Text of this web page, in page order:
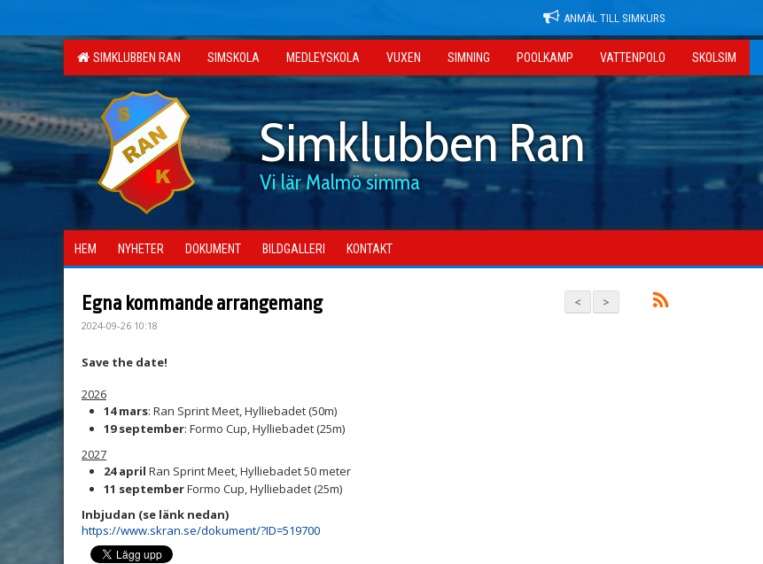
ANMÄL TILL SIMKURS
SIMKLUBBEN RAN SIMSKOLA MEDLEYSKOLA VUXEN SIMNING POOLKAMP VATTENPOLO SKOLSIM
Simklubben Ran
Vi lär Malmö simma
HEM NYHETER DOKUMENT BILDGALLERI KONTAKT
>
<
Egna kommande arrangemang
2024-09-26 10:18
Save the date!
2026
14 mars: Ran Sprint Meet, Hylliebadet (50m)
19 september: Formo Cup, Hylliebadet (25m)
2027
24 april Ran Sprint Meet, Hylliebadet 50 meter
11 septemberFormo Cup, Hylliebadet (25m)
Inbjudan (se länk nedan)
https://www.skran.se/dokument/?ID=519700